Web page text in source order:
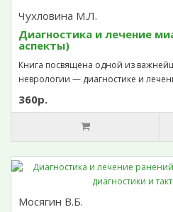
Чухловина М.Л.
Диагностика и лечение
аспекты)
Книга посвящена одной из
неврологии — диагностике и
360р.
Мосягин В.Б.